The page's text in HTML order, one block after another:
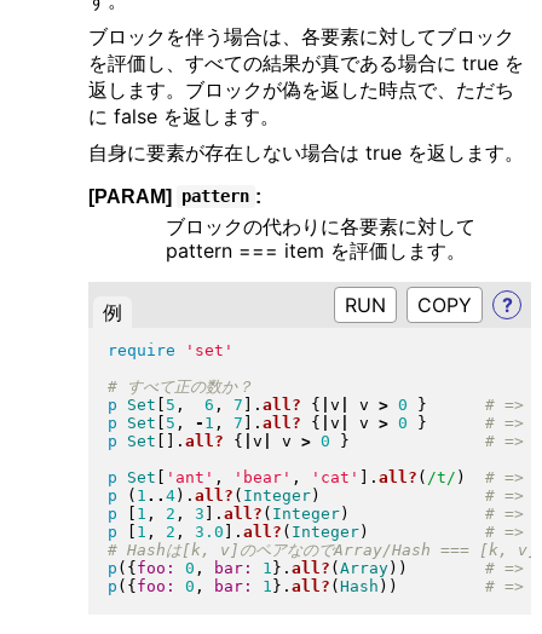
ブロックを伴う場合は、各要素に対してブロック
を評価し、すべての結果が真である場合に true を
返します。ブロックが偽を返した時点で、ただち
に false を返します。
自身に要素が存在しない場合は true を返します。
[PARAM] pattern :
ブロックの代わりに各要素に対して
pattern === item を評価します。
例 RUN ?
require
'set'
p
Set 5 , 6 , 7 . all? { v v > 0
}
p
Set 5 , - 1 , 7 . all? { v v > 0
}
p
Set . all? { v v > 0
}
p
Set 'ant' , 'bear' , 'cat' . all? ( /t/ )
p
( 1 .. 4) . all? ( Integer)
p
1 , 2 , 3 . all? ( Integer)
p
1 , 2 , 3.0 . all? ( Integer)
p ( { foo: 0 , bar: 1 } . all? ( Array) )
p ( { foo: 0 , bar: 1 } . all? ( Hash ) )